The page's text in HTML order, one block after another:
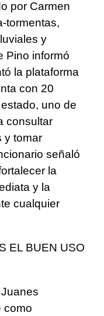
por Carmen
tormentas,
y
Pino informó
la plataforma
con 20
uno de
consultar
y tomar
señaló
la
y la
cualquier
EL BUEN USO
como